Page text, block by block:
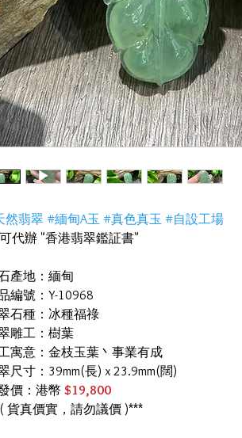
然翡翠 #緬甸A玉 #真色真玉 #自設工場
代辦 "香港翡翠鑑証書"
產地：緬甸
編號：Y-10968
石種：冰種福祿
雕工：樹葉
寓意：金枝玉葉丶事業有成
尺寸：39mm(長) x 23.9mm(闊)
價：港幣 $19,800
貨真價實，請勿議價 )***